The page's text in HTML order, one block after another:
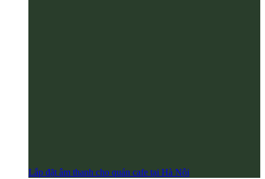
Lắp đặt âm thanh cho quán cafe tại Hà Nội